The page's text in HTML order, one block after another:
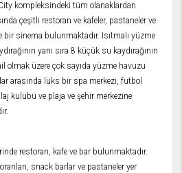
kompleksindeki tüm olanaklardan
çeşitli restoran ve kafeler, pastaneler ve
bir sinema bulunmaktadır. Isıtmalı yüzme
yanı sıra 8 küçük su kaydırağının
olmak üzere çok sayıda yüzme havuzu
arasında lüks bir spa merkezi, futbol
kulübü ve plaja ve şehir merkezine
restoran, kafe ve bar bulunmaktadır.
snack barlar ve pastaneler yer